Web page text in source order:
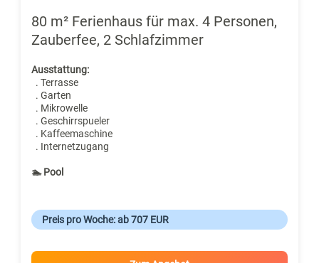
80 m² Ferienhaus für max. 4 Personen,
Zauberfee, 2 Schlafzimmer
Ausstattung:
. Terrasse
. Garten
. Mikrowelle
. Geschirrspueler
. Kaffeemaschine
. Internetzugang
🏊 Pool
Preis pro Woche: ab 707 EUR